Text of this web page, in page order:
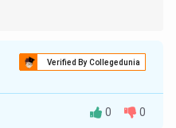
Verified By Collegedunia
0 0